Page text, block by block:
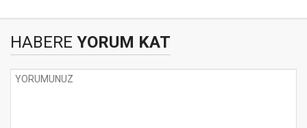
HABERE YORUM KAT